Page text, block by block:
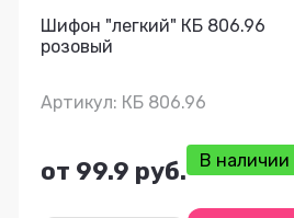
Шифон "легкий" КБ 806.96
розовый
Артикул: КБ 806.96
от 99.9 руб. В наличии